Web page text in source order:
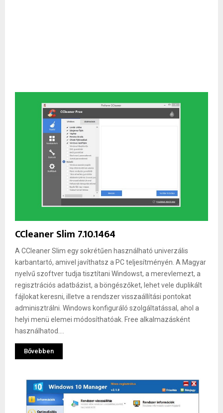
CCleaner Slim 7.10.1464
A CCleaner Slim egy sokrétűen használható univerzális
karbantartó, amivel javíthatsz a PC teljesítményén. A Magyar
nyelvű szoftver tudja tisztítani Windowst, a merevlemezt, a
regisztrációs adatbázist, a böngészőket, lehet vele duplikált
fájlokat keresni, illetve a rendszer visszaállítási pontokat
adminisztrálni. Windows konfiguráló szolgáltatással, ahol a
helyi menü elemei módosíthatóak. Free alkalmazásként
használhatod....
Bővebben